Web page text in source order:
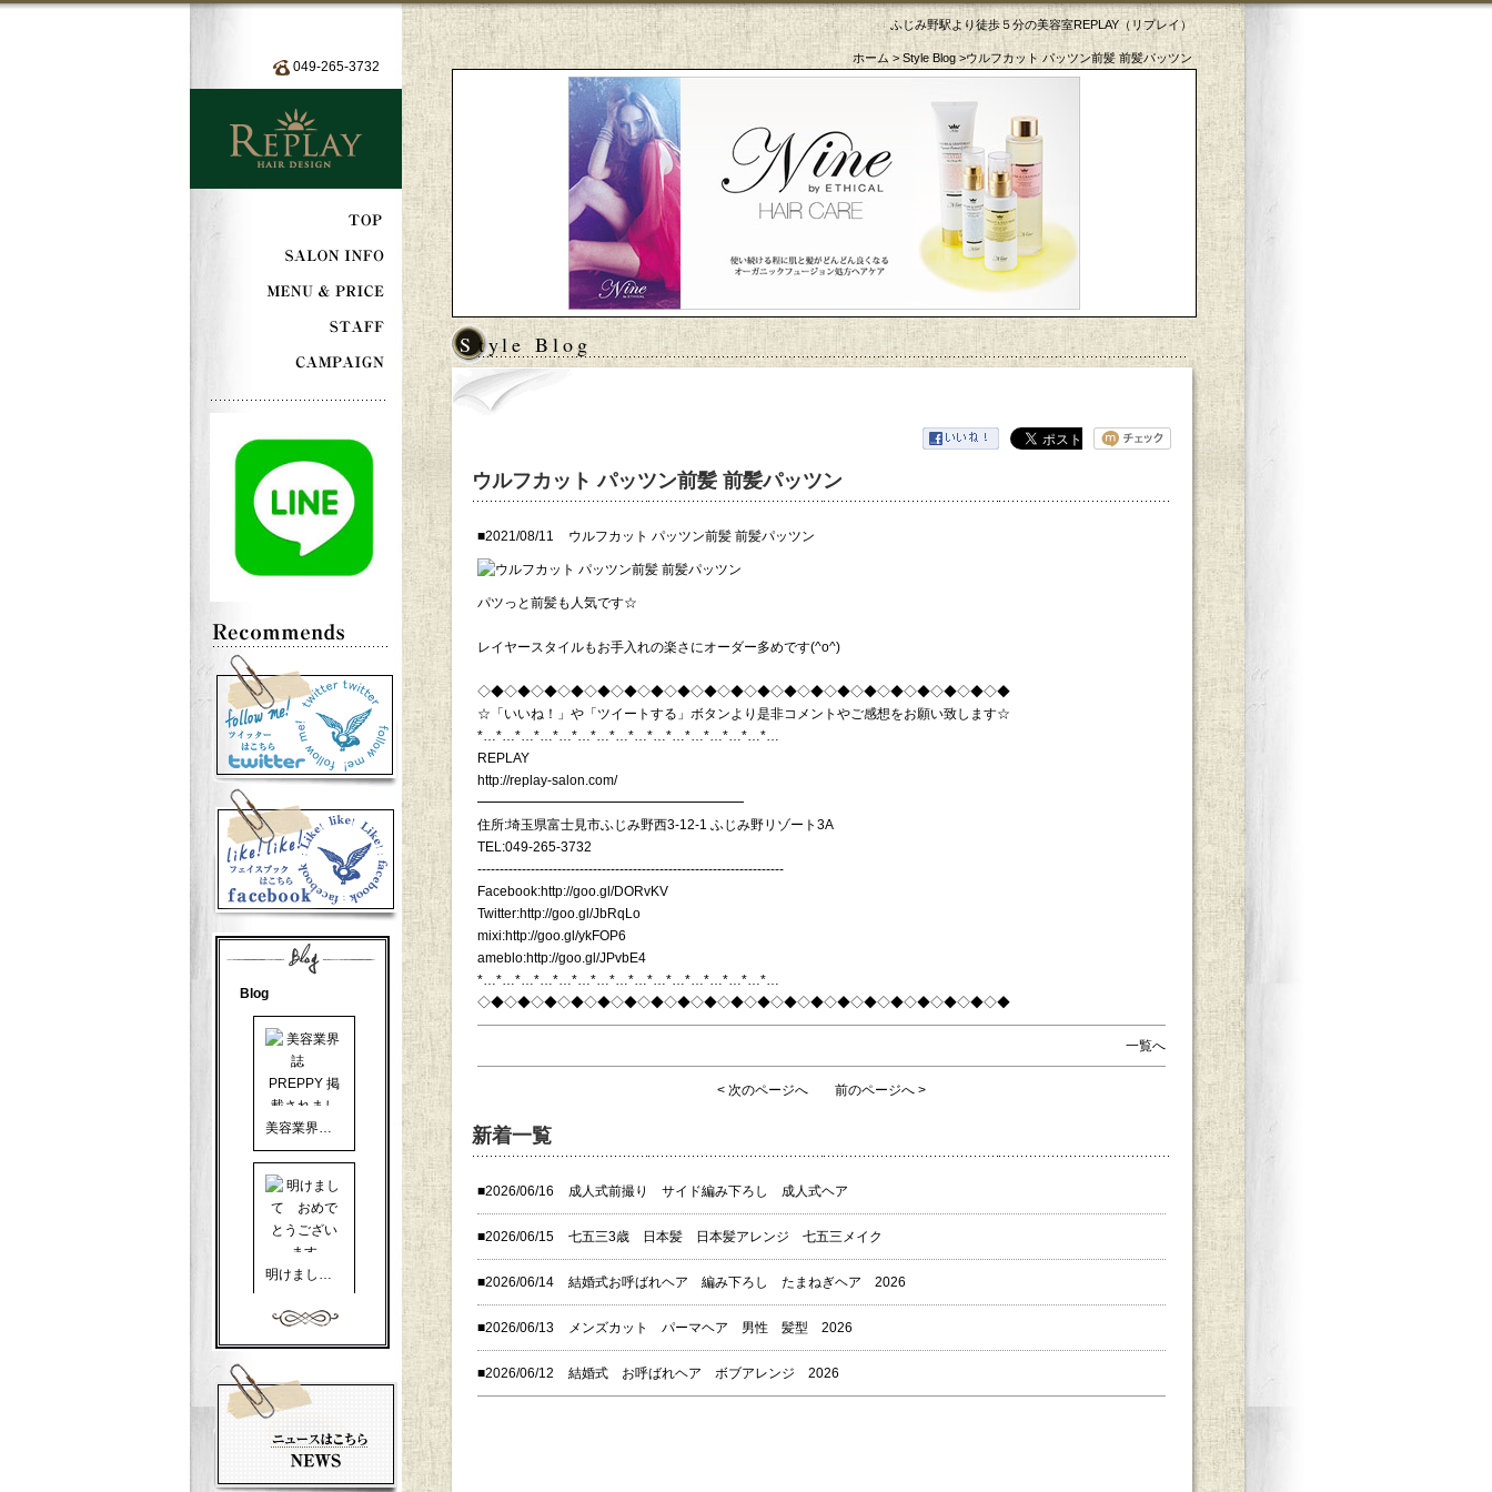
049-265-3732
Blog
美容業界誌 PREPPY 掲載されました
明けまして おめでとうございます
ふじみ野駅より徒歩５分の美容室REPLAY（リプレイ）
ホーム> Style Blog>ウルフカット パッツン前髪 前髪パッツン
Style Blog
ウルフカット パッツン前髪 前髪パッツン
■2021/08/11 ウルフカット パッツン前髪 前髪パッツン
パツっと前髪も人気です☆
レイヤースタイルもお手入れの楽さにオーダー多めです(^o^)
◇◆◇◆◇◆◇◆◇◆◇◆◇◆◇◆◇◆◇◆◇◆◇◆◇◆◇◆◇◆◇◆◇◆◇◆◇◆◇◆
☆「いいね！」や「ツイートする」ボタンより是非コメントやご感想をお願い致します☆
*…*…*…*…*…*…*…*…*…*…*…*…*…*…*…*…
REPLAY
http://replay-salon.com/
━━━━━━━━━━━━━━━━━━━━
住所:埼玉県富士見市ふじみ野西3-12-1 ふじみ野リゾート3A
TEL:049-265-3732
---------------------------------------------------------------------
Facebook:http://goo.gl/DORvKV
Twitter:http://goo.gl/JbRqLo
mixi:http://goo.gl/ykFOP6
ameblo:http://goo.gl/JPvbE4
*…*…*…*…*…*…*…*…*…*…*…*…*…*…*…*…
◇◆◇◆◇◆◇◆◇◆◇◆◇◆◇◆◇◆◇◆◇◆◇◆◇◆◇◆◇◆◇◆◇◆◇◆◇◆◇◆
一覧へ
< 次のページへ 前のページへ >
新着一覧
■2026/06/16 成人式前撮り サイド編み下ろし 成人式ヘア
■2026/06/15 七五三3歳 日本髪 日本髪アレンジ 七五三メイク
■2026/06/14 結婚式お呼ばれヘア 編み下ろし たまねぎヘア 2026
■2026/06/13 メンズカット パーマヘア 男性 髪型 2026
■2026/06/12 結婚式 お呼ばれヘア ボブアレンジ 2026